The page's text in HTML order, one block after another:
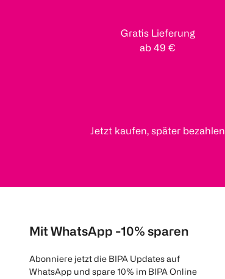
Gratis Lieferung
ab 49 €
Jetzt kaufen, später bezahlen
Mit WhatsApp -10% sparen
Abonniere jetzt die BIPA Updates auf
WhatsApp und spare 10% im BIPA Online